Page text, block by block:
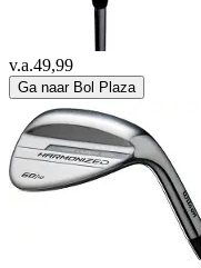
v.a.49,99
Ga naar Bol Plaza